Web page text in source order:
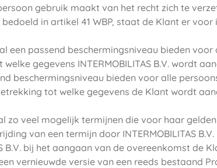
gebruik maakt van het recht zich te
in artikel 41 WBP, staat de Klant er voor
zal een passend beschermingsniveau bieden
gegevens INTERMOBILITAS B.V. wordt
beschermingsniveau bieden voor alle
tot welke gegevens de Klant wordt
zal zo veel mogelijk termijnen die voor haar
van een termijn door INTERMOBILITAS
B.V. bij het aangaan van de overeenkomst
vernieuwde versie van een reeds bestaand